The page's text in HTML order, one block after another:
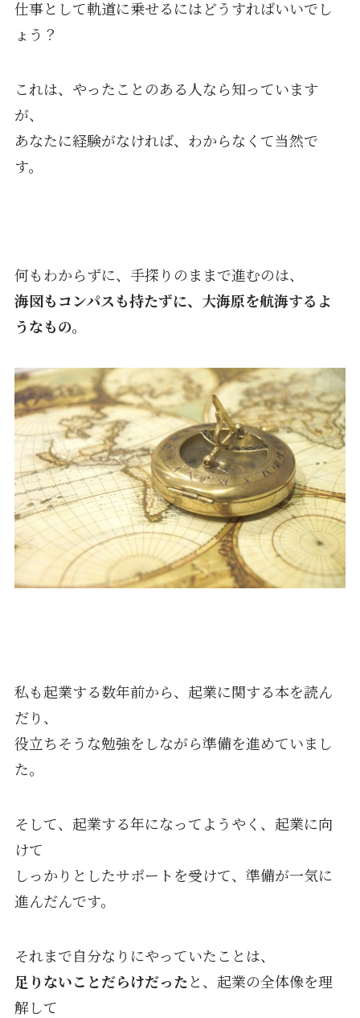
仕事として軌道に乗せるにはどうすればいいでし
ょう？
これは、やったことのある人なら知っています
が、
あなたに経験がなければ、わからなくて当然で
す。
何もわからずに、手探りのままで進むのは、
海図もコンパスも持たずに、大海原を航海するよ
うなもの。
私も起業する数年前から、起業に関する本を読ん
だり、
役立ちそうな勉強をしながら準備を進めていまし
た。
そして、起業する年になってようやく、起業に向
けて
しっかりとしたサポートを受けて、準備が一気に
進んだんです。
それまで自分なりにやっていたことは、
足りないことだらけだった と、起業の全体像を理
解して